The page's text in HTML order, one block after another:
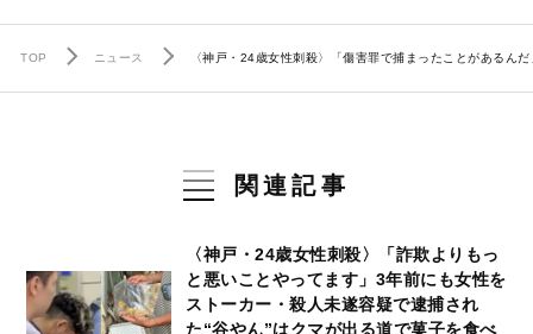
TOP ニュース 〈神戸・24歳女性刺殺〉「傷害罪で捕まったことがあるん
関連記事
〈神戸・24歳女性刺殺〉「詐欺よりもっ
と悪いことやってます」3年前にも女性を
ストーカー・殺人未遂容疑で逮捕され
た“谷やん”はクマが出る道で菓子を食べ